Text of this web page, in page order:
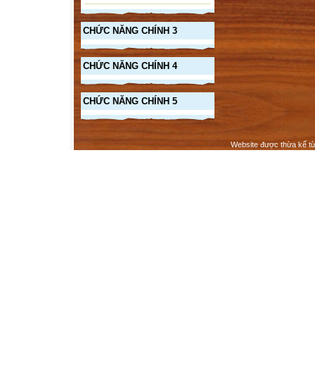
CHỨC NĂNG CHÍNH 3
CHỨC NĂNG CHÍNH 4
CHỨC NĂNG CHÍNH 5
Website được thừa kế